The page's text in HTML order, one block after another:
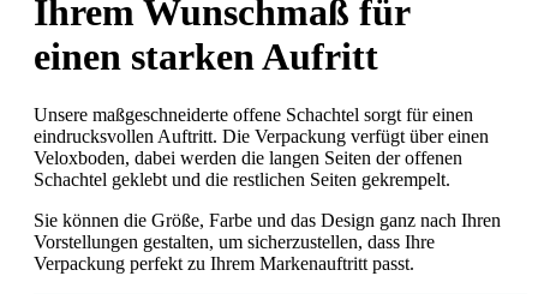
Ihrem Wunschmaß für
einen starken Aufritt
Unsere maßgeschneiderte offene Schachtel sorgt für einen
eindrucksvollen Auftritt. Die Verpackung verfügt über einen
Veloxboden, dabei werden die langen Seiten der offenen
Schachtel geklebt und die restlichen Seiten gekrempelt.
Sie können die Größe, Farbe und das Design ganz nach Ihren
Vorstellungen gestalten, um sicherzustellen, dass Ihre
Verpackung perfekt zu Ihrem Markenauftritt passt.